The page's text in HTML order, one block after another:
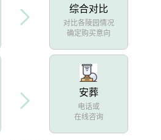
综合对比
对比各陵园情况
确定购买意向
安葬
电话或
在线咨询